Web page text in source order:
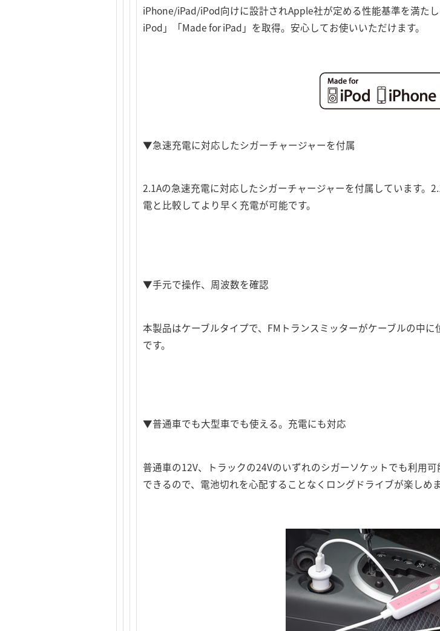
iPhone/iPad/iPod向けに設計されApple社が定める性能基準を満た
iPod」「Made for iPad」を取得。安心してお使いいただけます。
▼急速充電に対応したシガーチャージャーを付属
2.1Aの急速充電に対応したシガーチャージャーを付属しています。
電と比較してより早く充電が可能です。
▼手元で操作、周波数を確認
本製品はケーブルタイプで、FMトランスミッターがケーブルの中
です。
▼普通車でも大型車でも使える。充電にも対応
普通車の12V、トラックの24Vのいずれのシガーソケットでも利用
できるので、電池切れを心配することなくロングドライブが楽しめま